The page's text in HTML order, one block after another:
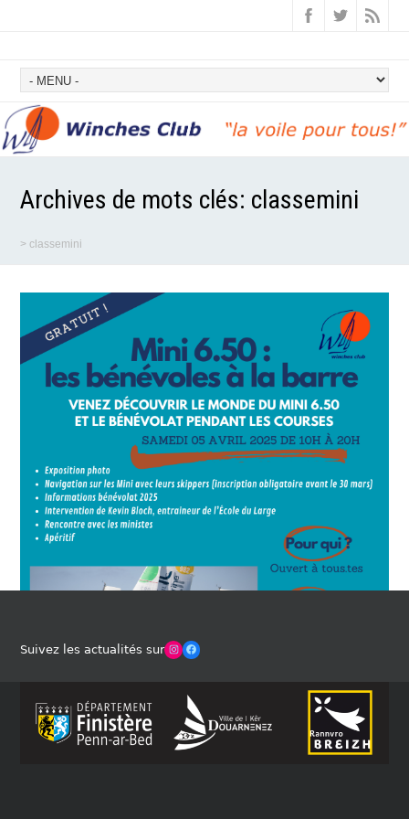
Archives de mots clés: classemini
>classemini
Suivez les actualités surWinches Club OfficielFacebook